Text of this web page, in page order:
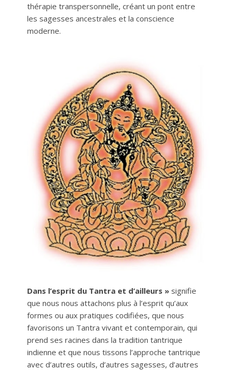
thérapie transpersonnelle, créant un pont entre
les sagesses ancestrales et la conscience
moderne.
Dans l’esprit du Tantra et d’ailleurs »signifie
que nous nous attachons plus à l’esprit qu’aux
formes ou aux pratiques codifiées, que nous
favorisons un Tantra vivant et contemporain, qui
prend ses racines dans la tradition tantrique
indienne et que nous tissons l’approche tantrique
avec d’autres outils, d’autres sagesses, d’autres